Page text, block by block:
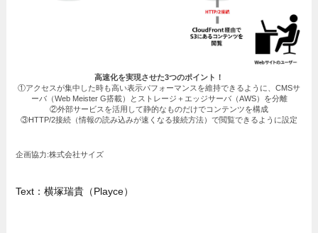
高速化を実現させた3つのポイント！
①アクセスが集中した時も高い表示パフォーマンスを維持できるように、CMSサ
ーバ（Web Meister G搭載）とストレージ＋エッジサーバ（AWS）を分離
②外部サービスを活用して静的なものだけでコンテンツを構成
③HTTP/2接続（情報の読み込みが速くなる接続方法）で閲覧できるように設定
企画協力:株式会社サイズ
Text：横塚瑞貴（Playce）